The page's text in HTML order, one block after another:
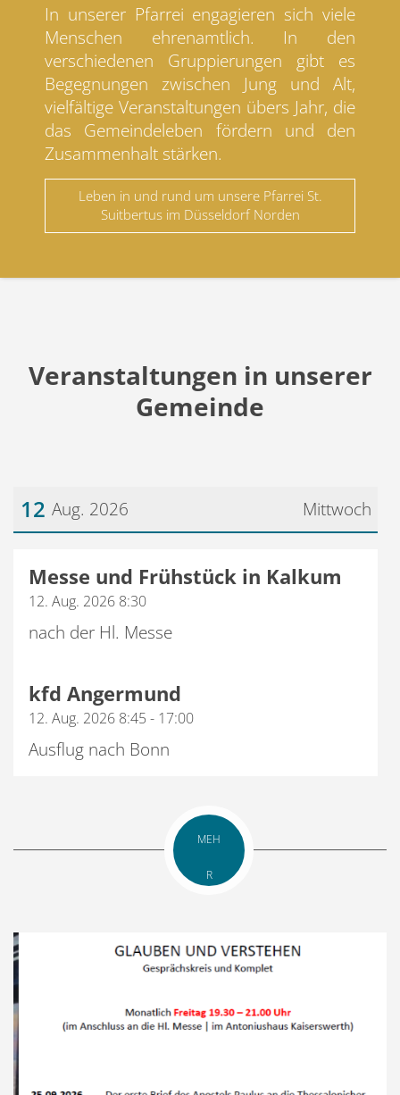
In unserer Pfarrei engagieren sich viele
Menschen ehrenamtlich. In den
verschiedenen Gruppierungen gibt es
Begegnungen zwischen Jung und Alt,
vielfältige Veranstaltungen übers Jahr, die
das Gemeindeleben fördern und den
Zusammenhalt stärken.
Leben in und rund um unsere Pfarrei St.
Suitbertus im Düsseldorf Norden
Veranstaltungen in unserer
Gemeinde
Mittwoch
12 Aug. 2026
Messe und Frühstück in Kalkum
12. Aug. 2026 8:30
nach der Hl. Messe
kfd Angermund
12. Aug. 2026 8:45 - 17:00
Ausflug nach Bonn
MEH
R